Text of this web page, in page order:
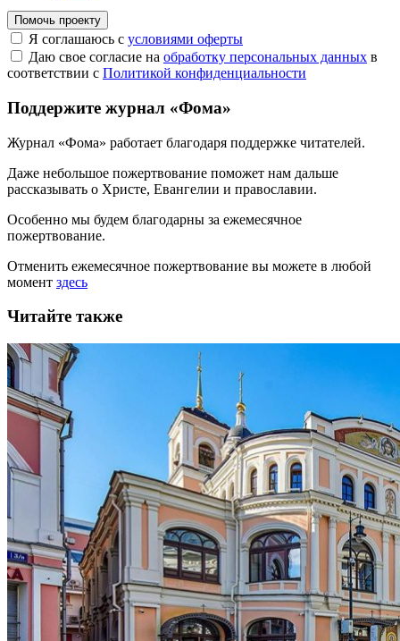
Помочь проекту
Я соглашаюсь с условиями оферты
Даю свое согласие на обработку персональных данных в
соответствии с Политикой конфиденциальности
Поддержите журнал «Фома»
Журнал «Фома» работает благодаря поддержке читателей.
Даже небольшое пожертвование поможет нам дальше
рассказывать о Христе, Евангелии и православии.
Особенно мы будем благодарны за ежемесячное
пожертвование.
Отменить ежемесячное пожертвование вы можете в любой
момент здесь
Читайте также